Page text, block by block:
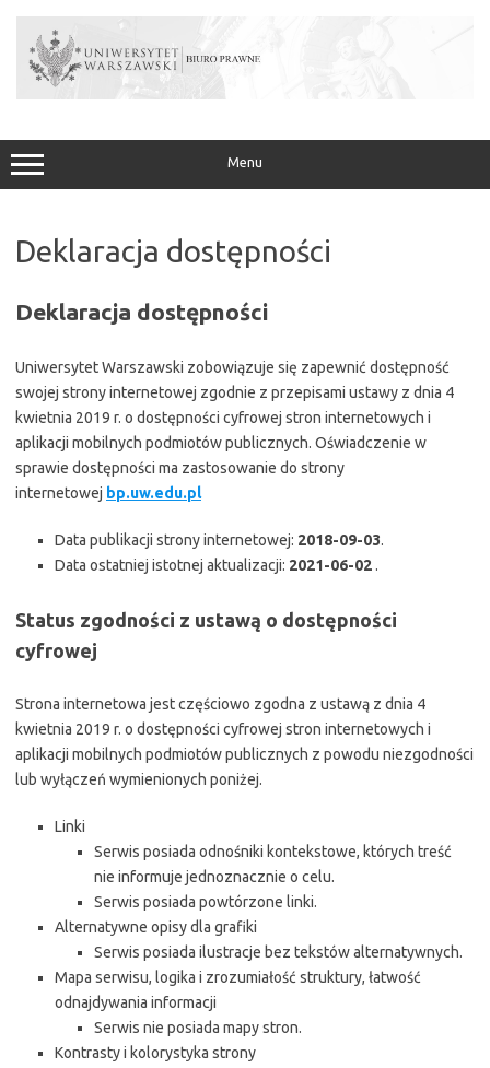
Menu
Deklaracja dostępności
Deklaracja dostępności
Uniwersytet Warszawski zobowiązuje się zapewnić dostępność
swojej strony internetowej zgodnie z przepisami ustawy z dnia 4
kwietnia 2019 r. o dostępności cyfrowej stron internetowych i
aplikacji mobilnych podmiotów publicznych. Oświadczenie w
sprawie dostępności ma zastosowanie do strony
internetowej bp.uw.edu.pl
Data publikacji strony internetowej: 2018-09-03.
Data ostatniej istotnej aktualizacji: 2021-06-02.
Status zgodności z ustawą o dostępności
cyfrowej
Strona internetowa jest częściowo zgodna z ustawą z dnia 4
kwietnia 2019 r. o dostępności cyfrowej stron internetowych i
aplikacji mobilnych podmiotów publicznych z powodu niezgodności
lub wyłączeń wymienionych poniżej.
Linki
Serwis posiada odnośniki kontekstowe, których treść
nie informuje jednoznacznie o celu.
Serwis posiada powtórzone linki.
Alternatywne opisy dla grafiki
Serwis posiada ilustracje bez tekstów alternatywnych.
Mapa serwisu, logika i zrozumiałość struktury, łatwość
odnajdywania informacji
Serwis nie posiada mapy stron.
Kontrasty i kolorystyka strony